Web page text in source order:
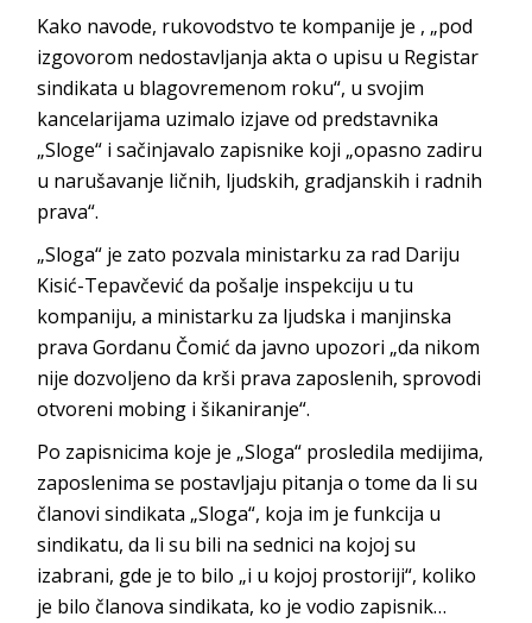
Kako navode, rukovodstvo te kompanije je , „pod
izgovorom nedostavljanja akta o upisu u Registar
sindikata u blagovremenom roku“, u svojim
kancelarijama uzimalo izjave od predstavnika
„Sloge“ i sačinjavalo zapisnike koji „opasno zadiru
u narušavanje ličnih, ljudskih, gradjanskih i radnih
prava“.
„Sloga“ je zato pozvala ministarku za rad Dariju
Kisić-Tepavčević da pošalje inspekciju u tu
kompaniju, a ministarku za ljudska i manjinska
prava Gordanu Čomić da javno upozori „da nikom
nije dozvoljeno da krši prava zaposlenih, sprovodi
otvoreni mobing i šikaniranje“.
Po zapisnicima koje je „Sloga“ prosledila medijima,
zaposlenima se postavljaju pitanja o tome da li su
članovi sindikata „Sloga“, koja im je funkcija u
sindikatu, da li su bili na sednici na kojoj su
izabrani, gde je to bilo „i u kojoj prostoriji“, koliko
je bilo članova sindikata, ko je vodio zapisnik…